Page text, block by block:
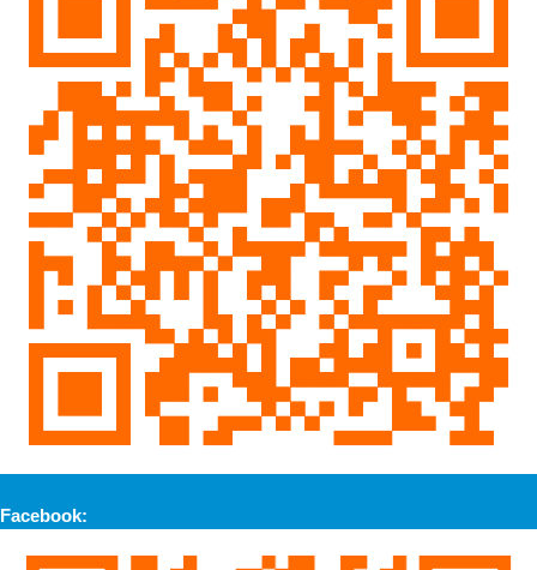
Facebook: